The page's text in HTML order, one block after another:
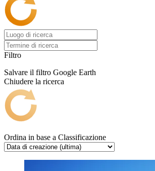
Filtro
Salvare il filtro Google Earth
Chiudere la ricerca
Ordina in base a Classificazione